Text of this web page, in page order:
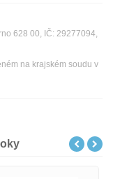
628 00, IČ: 29277094,
na krajském soudu v